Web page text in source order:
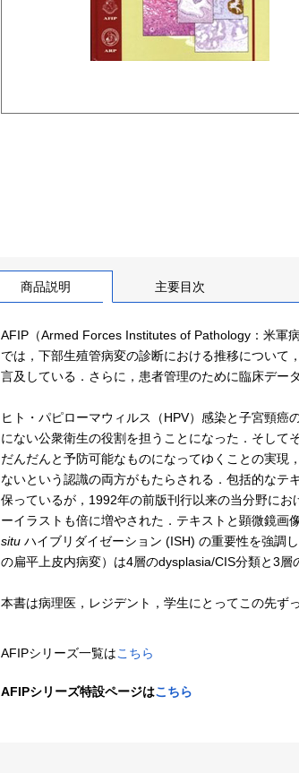
商品説明 主要目次
AFIP（Armed Forces Institutes of Pathology：米軍
では，下部生殖管病変の診断における推移について
言及している．さらに，患者管理のために臨床デー
ヒト・パピローマウィルス（HPV）感染と子宮頸
にない公衆衛生の役割を担うことになった．そして
だんだんと予防可能なものになってゆくことの実現
ないという認識の両方がもたらされる．包括的なテ
保っているが，1992年の前版刊行以来の当分野に
ーイラストも倍に増やされた．テキストと顕微鏡画
situ ハイブリダイゼーション (ISH) の重要性を強調
の扁平上皮内病変）は4層のdysplasia/CIS分類と3層
本書は病理医，レジデント，学生にとってこの先ず
AFIPシリーズ一覧はこちら
AFIPシリーズ特設ページはこちら